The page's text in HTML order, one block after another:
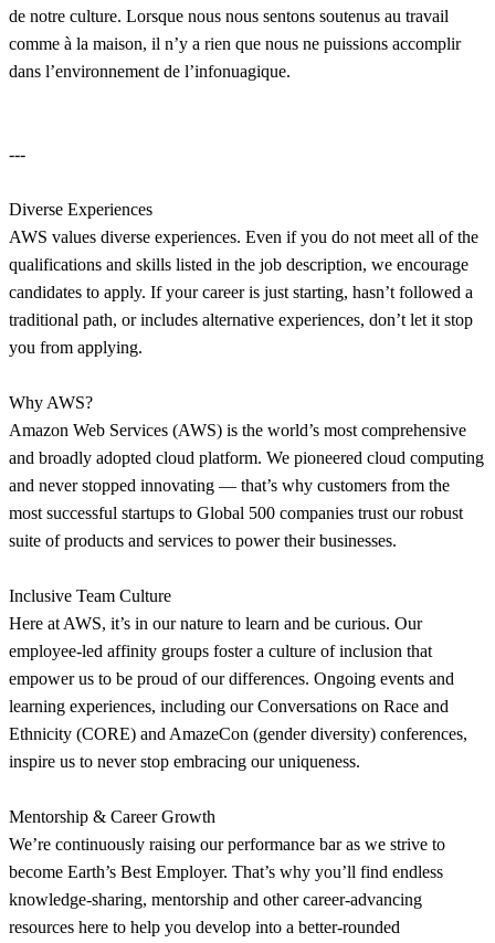
de notre culture. Lorsque nous nous sentons soutenus au travail
comme à la maison, il n’y a rien que nous ne puissions accomplir
dans l’environnement de l’infonuagique.
---
Diverse Experiences
AWS values diverse experiences. Even if you do not meet all of the
qualifications and skills listed in the job description, we encourage
candidates to apply. If your career is just starting, hasn’t followed a
traditional path, or includes alternative experiences, don’t let it stop
you from applying.
Why AWS?
Amazon Web Services (AWS) is the world’s most comprehensive
and broadly adopted cloud platform. We pioneered cloud computing
and never stopped innovating — that’s why customers from the
most successful startups to Global 500 companies trust our robust
suite of products and services to power their businesses.
Inclusive Team Culture
Here at AWS, it’s in our nature to learn and be curious. Our
employee-led affinity groups foster a culture of inclusion that
empower us to be proud of our differences. Ongoing events and
learning experiences, including our Conversations on Race and
Ethnicity (CORE) and AmazeCon (gender diversity) conferences,
inspire us to never stop embracing our uniqueness.
Mentorship & Career Growth
We’re continuously raising our performance bar as we strive to
become Earth’s Best Employer. That’s why you’ll find endless
knowledge-sharing, mentorship and other career-advancing
resources here to help you develop into a better-rounded